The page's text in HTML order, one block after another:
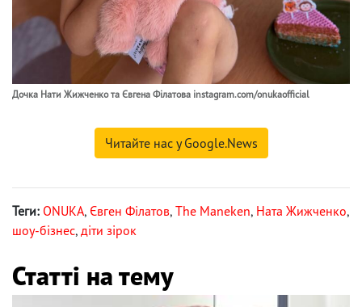
Дочка Нати Жижченко та Євгена Філатова instagram.com/onukaofficial
Читайте нас у Google.News
Теги: ONUKA, Євген Філатов, Тhe Maneken, Ната Жижченко,
шоу-бізнес, діти зірок
Статті на тему